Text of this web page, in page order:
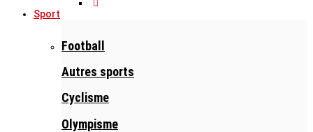
Sport
Football
Autres sports
Cyclisme
Olympisme